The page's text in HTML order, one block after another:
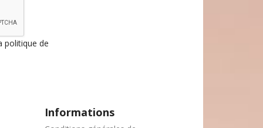
politique de
Informations